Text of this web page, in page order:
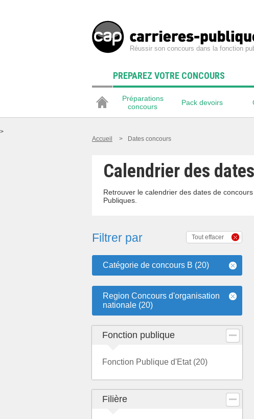
Réussir son concours dans la fonction
PREPAREZ VOTRE CONCOURS
Préparations
concours
Pack devoirs
>
Accueil
> Dates concours
Calendrier des
Retrouver le calendrier des dates de
Publiques.
Filtrer par Tout effacer
Catégorie de concours B (20)
Region Concours d'organisation
nationale (20)
Fonction publique
Fonction Publique d'Etat (20)
Filière